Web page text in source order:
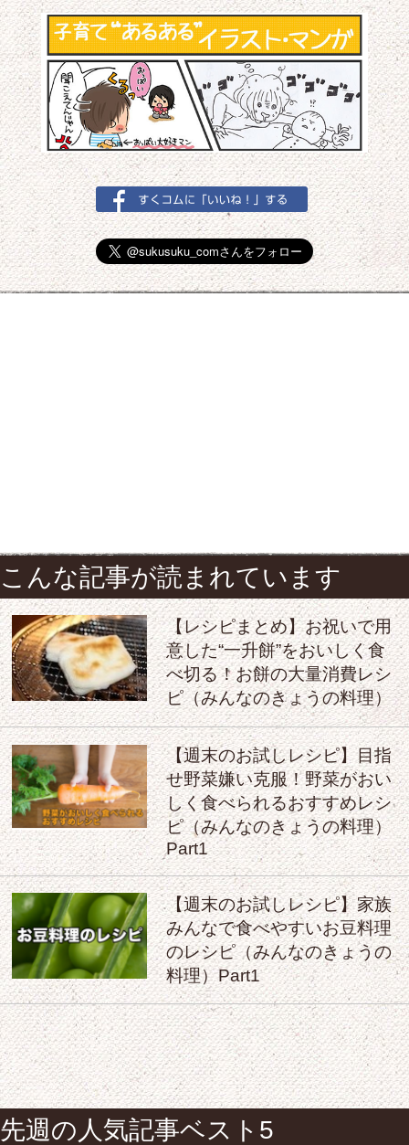
こんな記事が読まれています
【レシピまとめ】お祝いで用
意した“一升餅”をおいしく食
べ切る！お餅の大量消費レシ
ピ（みんなのきょうの料理）
【週末のお試しレシピ】目指
せ野菜嫌い克服！野菜がおい
しく食べられるおすすめレシ
ピ（みんなのきょうの料理）
Part1
【週末のお試しレシピ】家族
みんなで食べやすいお豆料理
のレシピ（みんなのきょうの
料理）Part1
先週の人気記事ベスト5